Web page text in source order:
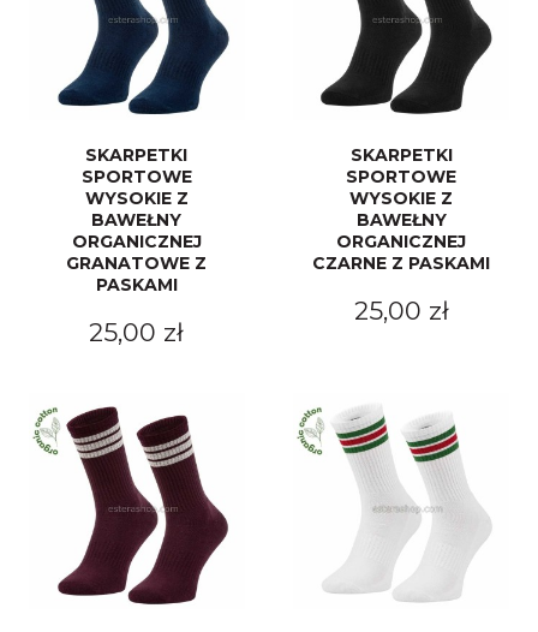
SKARPETKI
SPORTOWE
WYSOKIE Z
BAWEŁNY
ORGANICZNEJ
GRANATOWE Z
PASKAMI
25,00 zł
SKARPETKI
SPORTOWE
WYSOKIE Z
BAWEŁNY
ORGANICZNEJ
CZARNE Z PASKAMI
25,00 zł